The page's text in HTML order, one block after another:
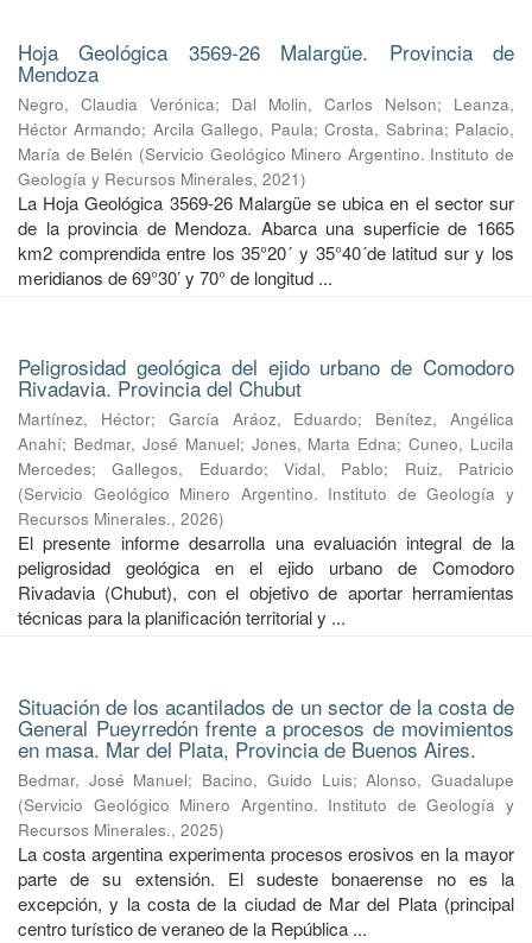
Hoja Geológica 3569-26 Malargüe. Provincia de
Mendoza
Negro, Claudia Verónica; Dal Molin, Carlos Nelson; Leanza,
Héctor Armando; Arcila Gallego, Paula;Crosta, Sabrina; Palacio,
María de Belén (Servicio Geológico Minero Argentino. Instituto de
Geología y Recursos Minerales, 2021)
La Hoja Geológica 3569-26 Malargüe se ubica en el sector sur
de la provincia de Mendoza. Abarca una superficie de 1665
km2 comprendida entre los 35°20´ y 35°40´de latitud sur y los
meridianos de 69°30’ y 70° de longitud ...
Peligrosidad geológica del ejido urbano de Comodoro
Rivadavia. Provincia del Chubut
Martínez, Héctor; García Aráoz, Eduardo; Benítez, Angélica
Anahí; Bedmar, José Manuel; Jones, Marta Edna;Cuneo, Lucila
Mercedes;Gallegos, Eduardo;Vidal, Pablo; Ruiz, Patricio
(Servicio Geológico Minero Argentino. Instituto de Geología y
Recursos Minerales., 2026)
El presente informe desarrolla una evaluación integral de la
peligrosidad geológica en el ejido urbano de Comodoro
Rivadavia (Chubut), con el objetivo de aportar herramientas
técnicas para la planificación territorial y ...
Situación de los acantilados de un sector de la costa de
General Pueyrredón frente a procesos de movimientos
en masa. Mar del Plata, Provincia de Buenos Aires.
Bedmar, José Manuel; Bacino, Guido Luis;Alonso, Guadalupe
(Servicio Geológico Minero Argentino. Instituto de Geología y
Recursos Minerales., 2025)
La costa argentina experimenta procesos erosivos en la mayor
parte de su extensión. El sudeste bonaerense no es la
excepción, y la costa de la ciudad de Mar del Plata (principal
centro turístico de veraneo de la República ...